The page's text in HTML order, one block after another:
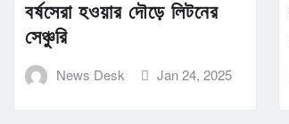
বর্ষসেরা হওয়ার দৌড়ে লিটনের
সেঞ্চুরি
News Desk Jan 24, 2025